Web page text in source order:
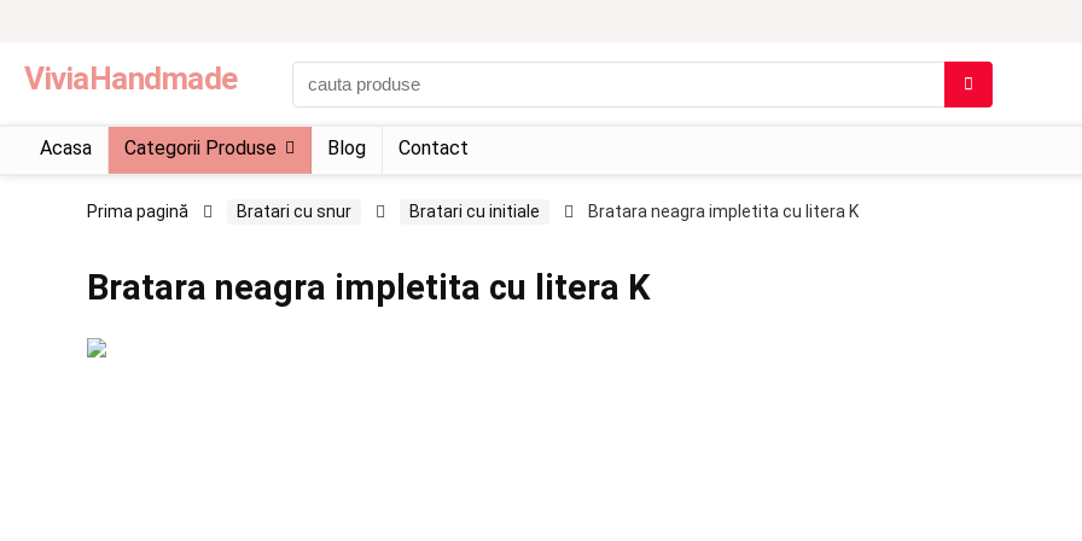
ViviaHandmade
Acasa Categorii Produse Blog Contact
Prima pagină Bratari cu snur Bratari cu initiale Bratara neagra impletita cu litera K
Bratara neagra impletita cu litera K